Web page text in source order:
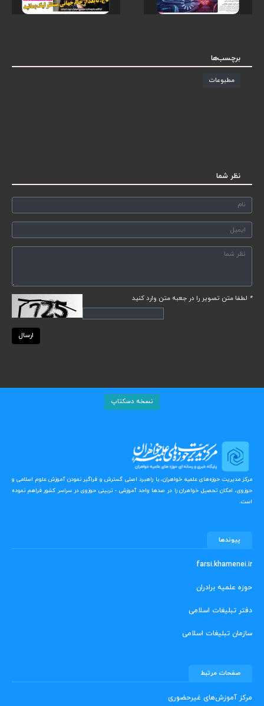
برچسب‌ها
مطبوعات
نظر شما
* لطفا متن تصویر را در جعبه متن وارد کنید
ارسال
نسخه دسکتاپ
مرکز مدیریت حوزه‌های علمیه خواهران، با راهبرد اصلی گسترش و فراگیر نمودن آموزش علوم اسلامی و
حوزوی، امکان تحصیل خواهران را در صدها واحد آموزشی - تربیتی حوزوی در سراسر کشور فراهم نموده
است.
پیوندها
farsi.khamenei.ir
حوزه علمیه برادران
دفتر تبلیغات اسلامی
سازمان تبلیغات اسلامی
صفحات مرتبط
مرکز آموزش‌های غیرحضوری